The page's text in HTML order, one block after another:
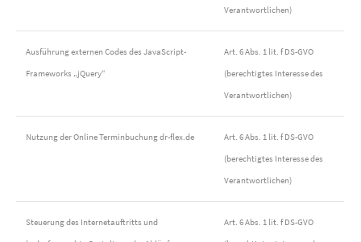
Verantwortlichen)
Ausführung externen Codes des JavaScript-
Frameworks „jQuery“
Art. 6 Abs. 1 lit. f DS-GVO
(berechtigtes Interesse des
Verantwortlichen)
Nutzung der Online Terminbuchung dr-flex.de
Art. 6 Abs. 1 lit. f DS-GVO
(berechtigtes Interesse des
Verantwortlichen)
Steuerung des Internetauftritts und
Art. 6 Abs. 1 lit. f DS-GVO